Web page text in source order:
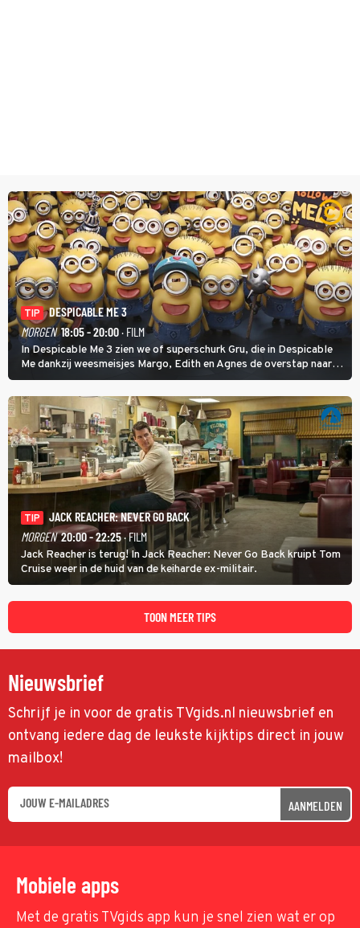
TIP
DESPICABLE ME 3
MORGEN 18:05 - 20:00· FILM
In Despicable Me 3 zien we of superschurk Gru, die in Despicable
Me dankzij weesmeisjes Margo, Edith en Agnes de overstap naar
het rechte pad maakte, ook op dat pad weet te blijven.
TIP
JACK REACHER: NEVER GO BACK
MORGEN 20:00 - 22:25· FILM
Jack Reacher is terug! In Jack Reacher: Never Go Back kruipt Tom
Cruise weer in de huid van de keiharde ex-militair.
TOON MEER TIPS
Nieuwsbrief
Schrijf je in voor de gratis TVgids.nl nieuwsbrief en
ontvang iedere dag de leukste kijktips direct in jouw
mailbox!
AANMELDEN
Mobiele apps
Met de gratis TVgids app kun je snel zien wat er op